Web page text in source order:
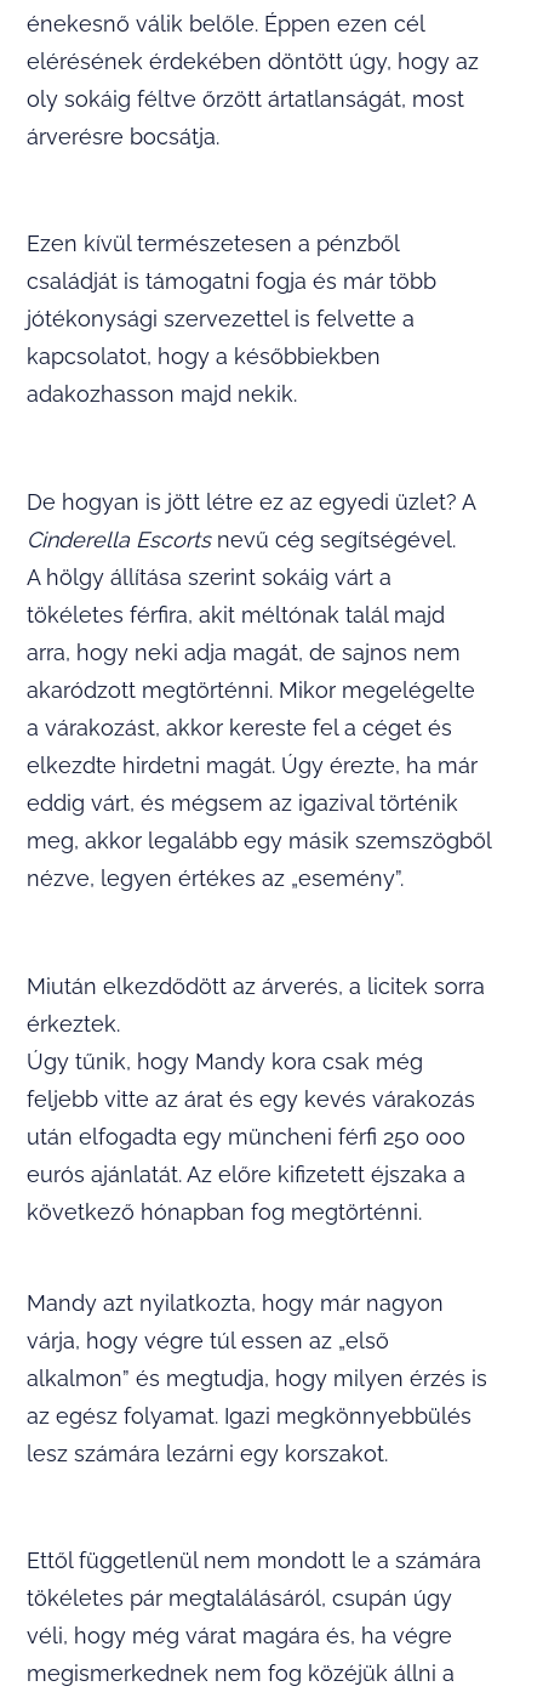
énekesnő válik belőle. Éppen ezen cél
elérésének érdekében döntött úgy, hogy az
oly sokáig féltve őrzött ártatlanságát, most
árverésre bocsátja.
Ezen kívül természetesen a pénzből
családját is támogatni fogja és már több
jótékonysági szervezettel is felvette a
kapcsolatot, hogy a későbbiekben
adakozhasson majd nekik.
De hogyan is jött létre ez az egyedi üzlet? A
Cinderella Escortsnevű cég segítségével.
A hölgy állítása szerint sokáig várt a
tökéletes férfira, akit méltónak talál majd
arra, hogy neki adja magát, de sajnos nem
akaródzott megtörténni. Mikor megelégelte
a várakozást, akkor kereste fel a céget és
elkezdte hirdetni magát. Úgy érezte, ha már
eddig várt, és mégsem az igazival történik
meg, akkor legalább egy másik szemszögből
nézve, legyen értékes az „esemény”.
Miután elkezdődött az árverés, a licitek sorra
érkeztek.
Úgy tűnik, hogy Mandy kora csak még
feljebb vitte az árat és egy kevés várakozás
után elfogadta egy müncheni férfi 250 000
eurós ajánlatát. Az előre kifizetett éjszaka a
következő hónapban fog megtörténni.
Mandy azt nyilatkozta, hogy már nagyon
várja, hogy végre túl essen az „első
alkalmon” és megtudja, hogy milyen érzés is
az egész folyamat. Igazi megkönnyebbülés
lesz számára lezárni egy korszakot.
Ettől függetlenül nem mondott le a számára
tökéletes pár megtalálásáról, csupán úgy
véli, hogy még várat magára és, ha végre
megismerkednek nem fog közéjük állni a